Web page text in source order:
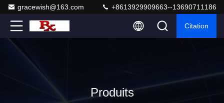
gracewish@163.com +8613929909663--13690711186
Citation
Produits